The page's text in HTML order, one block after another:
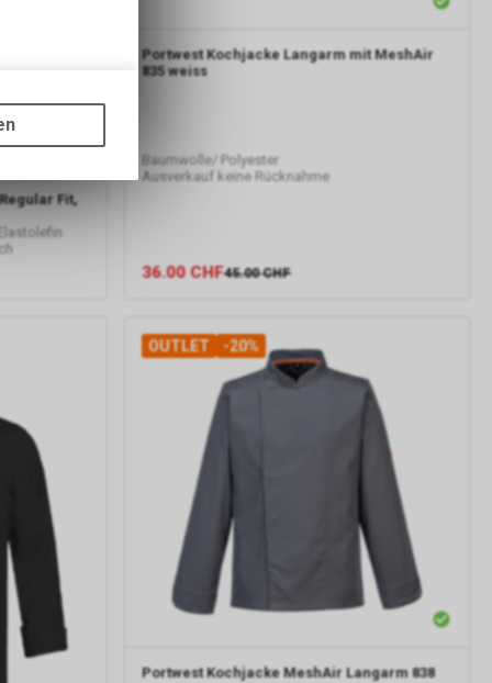
Fit,
Portwest Kochjacke Langarm mit MeshAir
835 weiss
Baumwolle/ Polyester
Ausverkauf keine Rücknahme
36.00 CHF45.00 CHF
OUTLET -20%
Portwest Kochjacke MeshAir Langarm 838
wie die
die
von
über eine
der
Für